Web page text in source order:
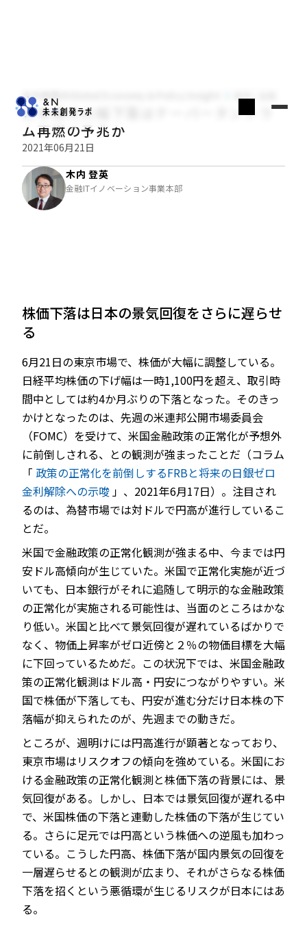
JP EN
木内登英のGlobal Economy & Policy Insight
日本株の大幅下落はテーパータントラ
ム再燃の予兆か
2021年06月21日
木内 登英
金融ITイノベーション事業本部
株価下落は日本の景気回復をさらに遅らせ
る
6月21日の東京市場で、株価が大幅に調整している。
日経平均株価の下げ幅は一時1,100円を超え、取引時
間中としては約4か月ぶりの下落となった。そのきっ
かけとなったのは、先週の米連邦公開市場委員会
（FOMC）を受けて、米国金融政策の正常化が予想外
に前倒しされる、との観測が強まったことだ（コラム
「 政策の正常化を前倒しするFRBと将来の日銀ゼロ
金利解除への示唆」、2021年6月17日）。注目され
るのは、為替市場では対ドルで円高が進行しているこ
とだ。
米国で金融政策の正常化観測が強まる中、今までは円
安ドル高傾向が生じていた。米国で正常化実施が近づ
いても、日本銀行がそれに追随して明示的な金融政策
の正常化が実施される可能性は、当面のところはかな
り低い。米国と比べて景気回復が遅れているばかりで
なく、物価上昇率がゼロ近傍と２％の物価目標を大幅
に下回っているためだ。この状況下では、米国金融政
策の正常化観測はドル高・円安につながりやすい。米
国で株価が下落しても、円安が進む分だけ日本株の下
落幅が抑えられたのが、先週までの動きだ。
ところが、週明けには円高進行が顕著となっており、
東京市場はリスクオフの傾向を強めている。米国にお
ける金融政策の正常化観測と株価下落の背景には、景
気回復がある。しかし、日本では景気回復が遅れる中
で、米国株価の下落と連動した株価の下落が生じてい
る。さらに足元では円高という株価への逆風も加わっ
ている。こうした円高、株価下落が国内景気の回復を
一層遅らせるとの観測が広まり、それがさらなる株価
下落を招くという悪循環が生じるリスクが日本にはあ
る。